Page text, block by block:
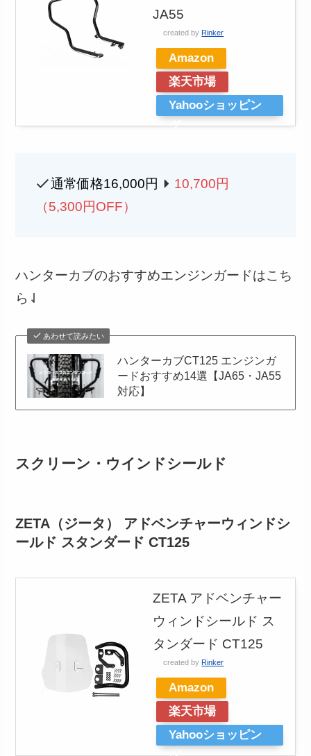
JA55
created by Rinker
Amazon
楽天市場
Yahooショッピン
グ
通常価格16,000円
10,700円
（5,300円OFF）
ハンターカブのおすすめエンジンガードはこち
ら⇃
あわせて読みたい
ハンターカブCT125 エンジンガ
ードおすすめ14選【JA65・JA55
対応】
スクリーン・ウインドシールド
ZETA（ジータ） アドベンチャーウィンドシ
ールド スタンダード CT125
ZETA アドベンチャー
ウィンドシールド ス
タンダード CT125
created by Rinker
Amazon
楽天市場
Yahooショッピン